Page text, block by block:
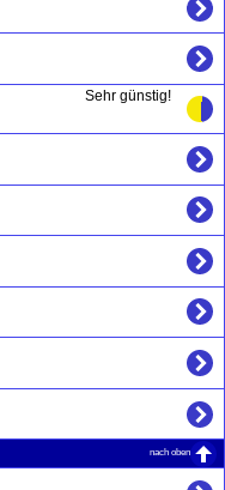
Sehr günstig!
nach oben